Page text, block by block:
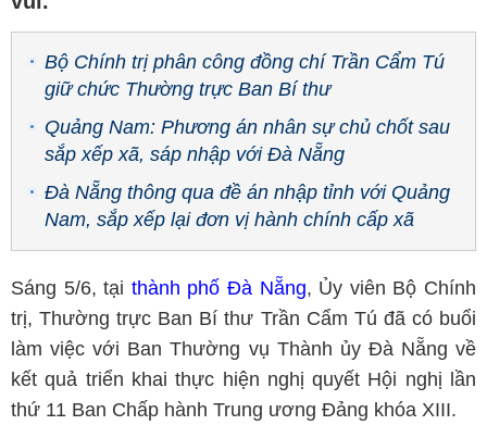
Bộ Chính trị phân công đồng chí Trần Cẩm Tú
giữ chức Thường trực Ban Bí thư
Quảng Nam: Phương án nhân sự chủ chốt sau
sắp xếp xã, sáp nhập với Đà Nẵng
Đà Nẵng thông qua đề án nhập tỉnh với Quảng
Nam, sắp xếp lại đơn vị hành chính cấp xã
Sáng 5/6, tại thành phố Đà Nẵng, Ủy viên Bộ Chính
trị, Thường trực Ban Bí thư Trần Cẩm Tú đã có buổi
làm việc với Ban Thường vụ Thành ủy Đà Nẵng về
kết quả triển khai thực hiện nghị quyết Hội nghị lần
thứ 11 Ban Chấp hành Trung ương Đảng khóa XIII.